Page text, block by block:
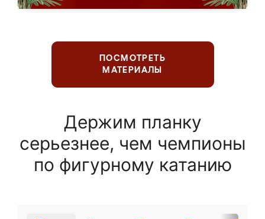
ПОСМОТРЕТЬ
МАТЕРИАЛЫ
Держим планку
серьезнее, чем чемпионы
по фигурному катанию